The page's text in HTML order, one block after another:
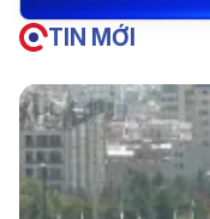
TIN MỚI